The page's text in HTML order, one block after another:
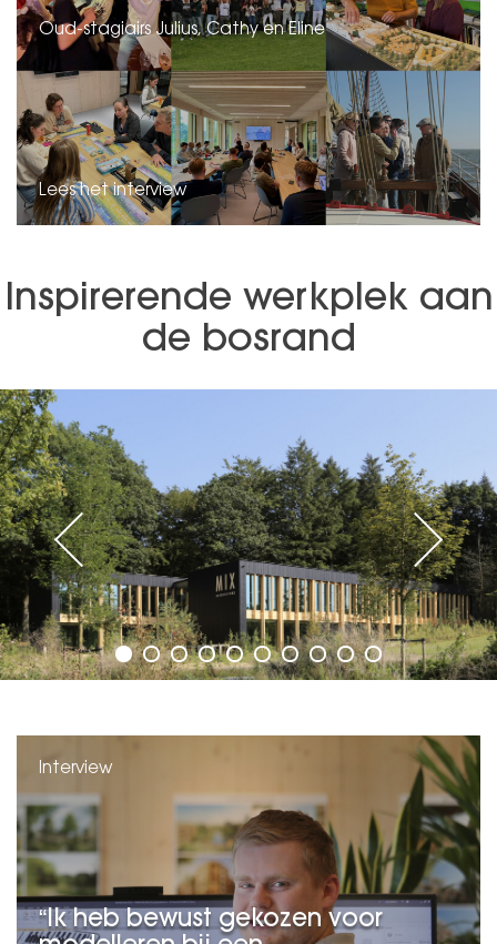
Oud-stagiairs Julius, Cathy en Eline
Lees het interview
Inspirerende werkplek aan
de bosrand
Interview
Ik heb bewust gekozen voor